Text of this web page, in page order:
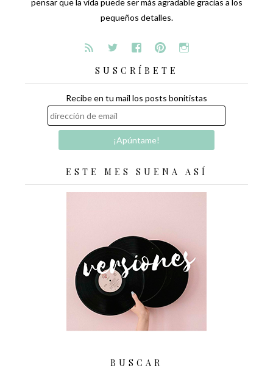
pensar que la vida puede ser más agradable gracias a los
pequeños detalles.
SUSCRÍBETE
Recibe en tu mail los posts bonitistas
ESTE MES SUENA ASÍ
BUSCAR